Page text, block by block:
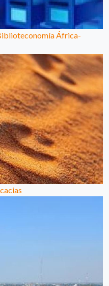
África-